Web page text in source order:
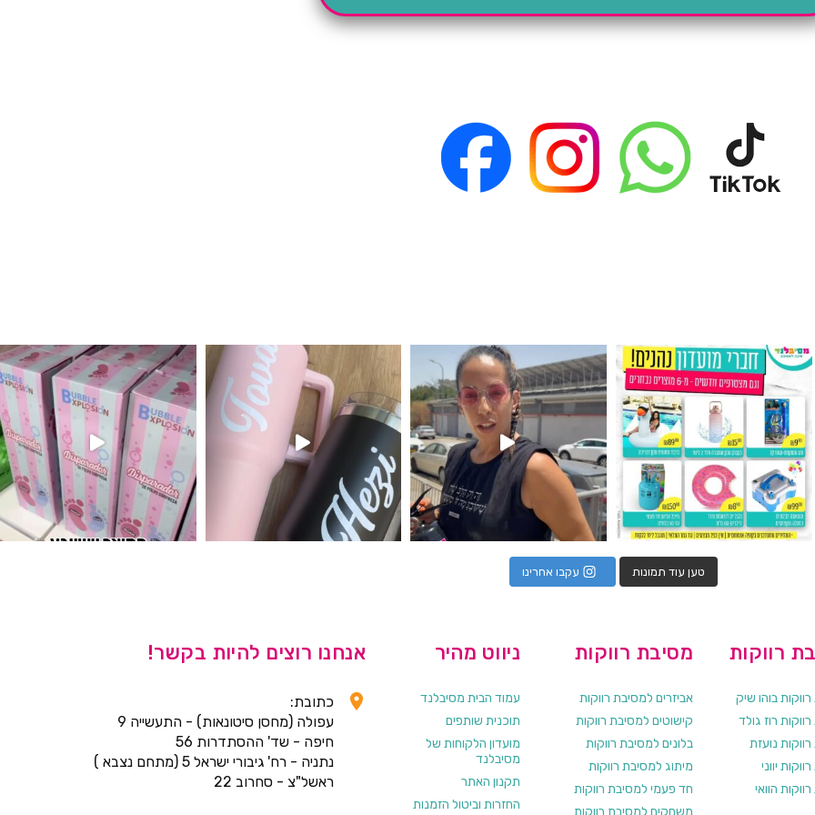
מין העובר רק במסיבלנד !! קיים
כוס נירוסטה ענקית שכול אחד צריך! קיימת באתר ובסניהמוצר הכי מבוקש שלנו מטף לגילוי מין העובר חזר למלא
טען עוד תמונות עקבו אחרינו
אנחנו רוצים להיות בקשר!
כתובת:
עפולה (מחסן סיטונאות) - התעשייה 9
חיפה - שד' ההסתדרות 56
נתניה - רח' גיבורי ישראל 5 (מתחם נצבא )
ראשל"צ - סחרוב 22
ניווט מהיר
עמוד הבית מסיבלנד
תוכנית שותפים
מועדון הלקוחות של
מסיבלנד
תקנון האתר
החזרות וביטול הזמנות
מסיבת רווקות
אביזרים למסיבת רווקות
קישוטים למסיבת רווקות
בלונים למסיבת רווקות
מיתוג למסיבת רווקות
חד פעמי למסיבת רווקות
רווקות
בוהו שיק
רוז גולד
נועזת
יווני
הוואי